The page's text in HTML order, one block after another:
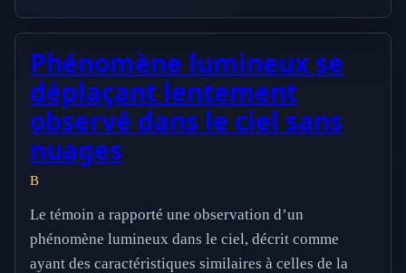
Phénomène lumineux se
déplaçant lentement
observé dans le ciel sans
nuages
B
Le témoin a rapporté une observation d’un
phénomène lumineux dans le ciel, décrit comme
ayant des caractéristiques similaires à celles de la